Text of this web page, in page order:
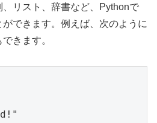
リスト、辞書など、Pythonで
できます。例えば、次のように
きます。